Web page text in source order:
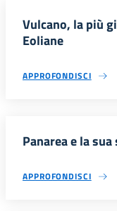
Vulcano, la più
Eoliane
APPROFONDISCI
Panarea e la
APPROFONDISCI